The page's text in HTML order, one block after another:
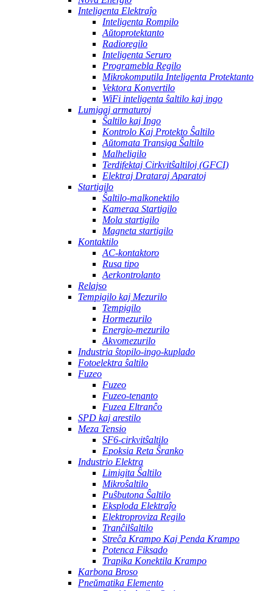
Inteligenta Elektraĵo
Inteligenta Rompilo
Aŭtoprotektanto
Radioregilo
Inteligenta Seruro
Programebla Regilo
Mikrokomputila Inteligenta Protektanto
Vektora Konvertilo
WiFi inteligenta ŝaltilo kaj ingo
Lumigaj armaturoj
Ŝaltilo kaj Ingo
Kontrolo Kaj Protekto Ŝaltilo
Aŭtomata Transiga Ŝaltilo
Malheligilo
Terdifektaj Cirkvitŝaltiloj (GFCI)
Elektraj Drataraj Aparatoj
Startigilo
Ŝaltilo-malkonektilo
Kameraa Startigilo
Mola startigilo
Magneta startigilo
Kontaktilo
AC-kontaktoro
Rusa tipo
Aerkontrolanto
Relajso
Tempigilo kaj Mezurilo
Tempigilo
Hormezurilo
Energio-mezurilo
Akvomezurilo
Industria ŝtopilo-ingo-kuplado
Fotoelektra ŝaltilo
Fuzeo
Fuzeo
Fuzeo-tenanto
Fuzea Eltranĉo
SPD kaj arestilo
Meza Tensio
SF6-cirkvitŝaltilo
Epoksia Reta Ŝranko
Industrio Elektra
Limigita Ŝaltilo
Mikroŝaltilo
Puŝbutona Ŝaltilo
Eksploda Elektraĵo
Elektroproviza Regilo
Tranĉilŝaltilo
Streĉa Krampo Kaj Penda Krampo
Potenca Fiksado
Trapika Konektila Krampo
Karbona Broso
Pneŭmatika Elemento